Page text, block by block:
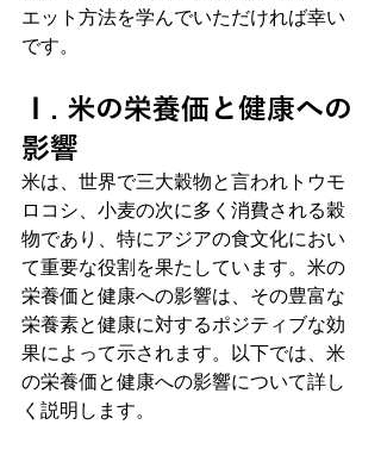
エット方法を学んでいただければ幸い
です。
Ⅰ. 米の栄養価と健康への
影響
米は、世界で三大穀物と言われトウモ
ロコシ、小麦の次に多く消費される穀
物であり、特にアジアの食文化におい
て重要な役割を果たしています。米の
栄養価と健康への影響は、その豊富な
栄養素と健康に対するポジティブな効
果によって示されます。以下では、米
の栄養価と健康への影響について詳し
く説明します。